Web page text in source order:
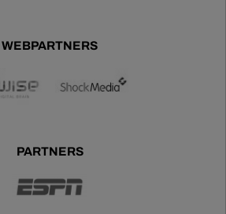
WEBPARTNERS
PARTNERS